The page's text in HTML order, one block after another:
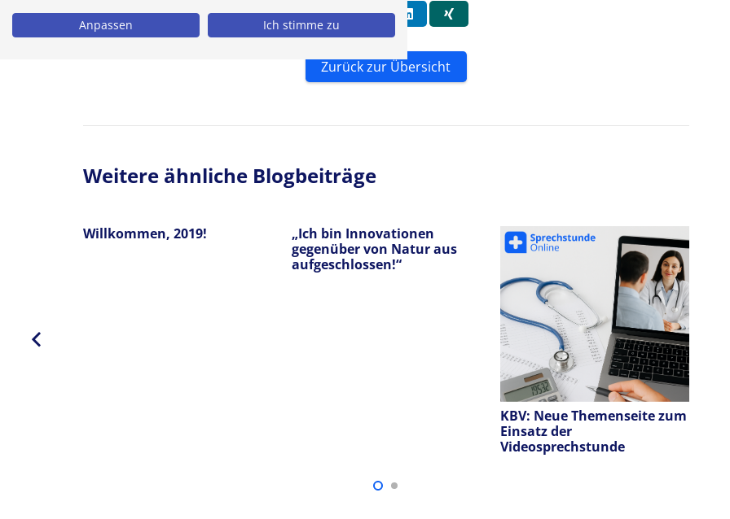
Zurück zur Übersicht
Weitere ähnliche Blogbeiträge
Willkommen, 2019!
„Ich bin Innovationen
gegenüber von Natur aus
aufgeschlossen!“
KBV: Neue Themenseite zum
Einsatz der
Videosprechstunde
Anpassen Ich stimme zu